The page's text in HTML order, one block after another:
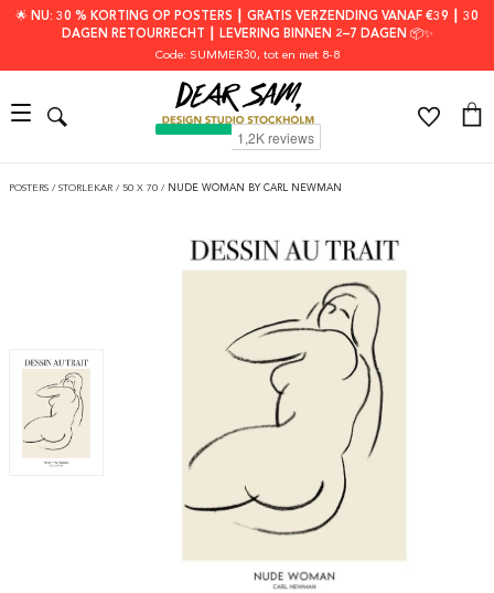
🌟 NU: 30 % KORTING OP POSTERS ┃ GRATIS VERZENDING VANAF €39 ┃ 30
DAGEN RETOURRECHT ┃ LEVERING BINNEN 2–7 DAGEN 📦✨
Code: SUMMER30, tot en met 8-8
POSTERS / STORLEKAR / 50 X 70 / NUDE WOMAN BY CARL NEWMAN